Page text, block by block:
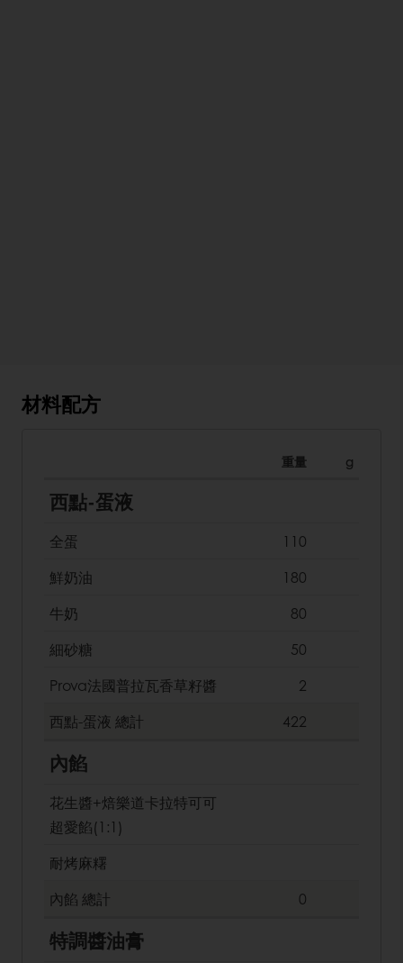
材料配方
重量 g
西點-蛋液
全蛋
110
鮮奶油
180
牛奶
80
細砂糖
50
Prova法國普拉瓦香草籽醬
2
西點-蛋液 總計 422
內餡
花生醬+焙樂道卡拉特可可
超愛餡(1:1)
耐烤麻糬
內餡 總計 0
特調醬油膏